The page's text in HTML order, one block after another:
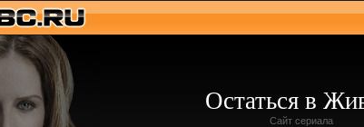
Остаться в
Сайт сериала